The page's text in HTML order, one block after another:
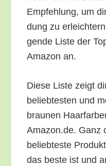
Emp­feh­lung, um
dung zu
gen­de Lis­te der
Ama­zon an.
Die­se Lis­te zeigt
belieb­tes­ten und
brau­nen
Amazon.de. Ganz
belieb­tes­te
das bes­te ist und